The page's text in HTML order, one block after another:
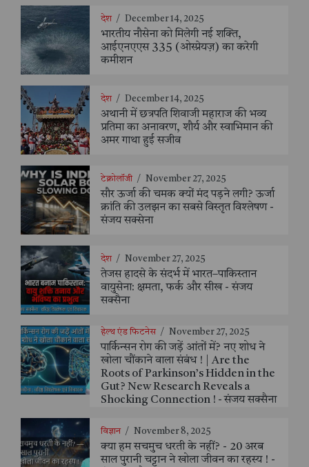
देश / December 14, 2025
भारतीय नौसेना को मिलेगी नई शक्ति,
आईएनएएस 335 (ओस्प्रेयज़) का करेगी
कमीशन
देश / December 14, 2025
अथानी में छत्रपति शिवाजी महाराज की भव्य
प्रतिमा का अनावरण, शौर्य और स्वाभिमान की
अमर गाथा हुई सजीव
टेक्नोलॉजी / November 27, 2025
सौर ऊर्जा की चमक क्यों मंद पड़ने लगी? ऊर्जा
क्रांति की उलझन का सबसे विस्तृत विश्लेषण -
संजय सक्सेना
देश / November 27, 2025
तेजस हादसे के संदर्भ में भारत–पाकिस्तान
वायुसेना: क्षमता, फर्क और सीख - संजय
सक्सैना
हेल्थ एंड फिटनेस / November 27, 2025
पार्किन्सन रोग की जड़ें आंतों में? नए शोध ने
खोला चौंकाने वाला संबंध ! | Are the
Roots of Parkinson’s Hidden in the
Gut? New Research Reveals a
Shocking Connection ! - संजय सक्सैना
विज्ञान / November 8, 2025
क्या हम सचमुच धरती के नहीं? - 20 अरब
साल पुरानी चट्टान ने खोला जीवन का रहस्य ! -